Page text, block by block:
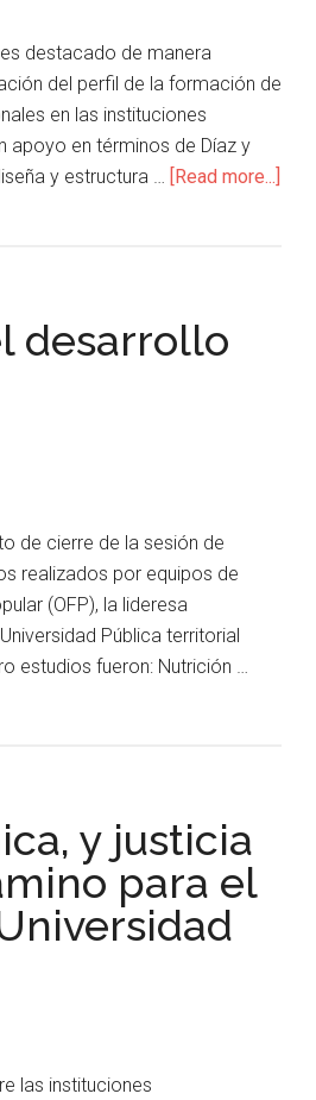
destacado de manera
del perfil de la formación de
en las instituciones
apoyo en términos de Díaz y
y estructura … [Read more...]
desarrollo
de cierre de la sesión de
realizados por equipos de
(OFP), la lideresa
Pública territorial
estudios fueron: Nutrición …
y justicia
para el
las instituciones